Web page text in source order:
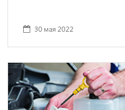
30 мая 2022